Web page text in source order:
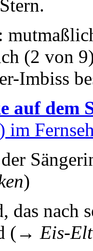
:
(2 von
Imbiss
auf dem
im
der
)
das nach
(→ Eis-